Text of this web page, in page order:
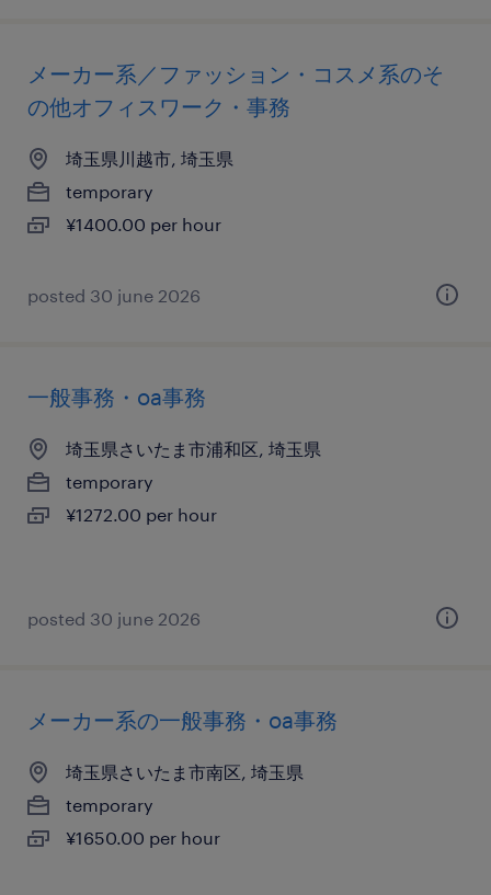
メーカー系／ファッション・コスメ系のそ
の他オフィスワーク・事務
埼玉県川越市, 埼玉県
temporary
¥1400.00 per hour
posted 30 june 2026
一般事務・oa事務
埼玉県さいたま市浦和区, 埼玉県
temporary
¥1272.00 per hour
posted 30 june 2026
メーカー系の一般事務・oa事務
埼玉県さいたま市南区, 埼玉県
temporary
¥1650.00 per hour